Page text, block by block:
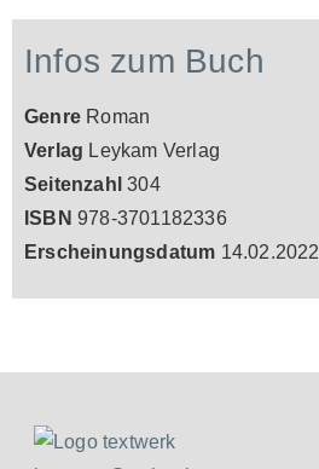
Infos zum Buch
Genre Roman
Verlag Leykam Verlag
Seitenzahl 304
ISBN 978-3701182336
Erscheinungsdatum 14.02.2022